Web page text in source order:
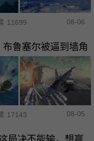
11699 08-06
鲁塞尔被逼到墙角
17143 08-05